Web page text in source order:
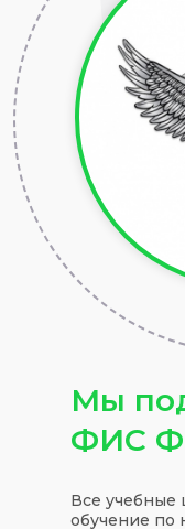
Все учебные
обучение по
Мы
ФИС